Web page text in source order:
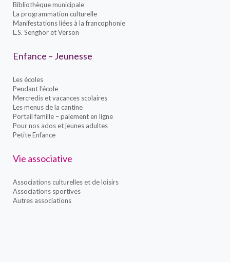
Bibliothèque municipale
La programmation culturelle
Manifestations liées à la francophonie
L.S. Senghor et Verson
Enfance – Jeunesse
Les écoles
Pendant l’école
Mercredis et vacances scolaires
Les menus de la cantine
Portail famille – paiement en ligne
Pour nos ados et jeunes adultes
Petite Enfance
Vie associative
Associations culturelles et de loisirs
Associations sportives
Autres associations